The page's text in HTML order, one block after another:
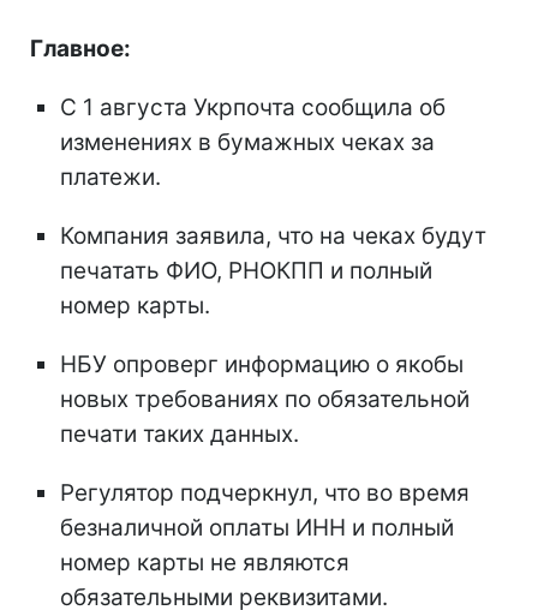
Главное:
С 1 августа Укрпочта сообщила об
изменениях в бумажных чеках за
платежи.
Компания заявила, что на чеках будут
печатать ФИО, РНОКПП и полный
номер карты.
НБУ опроверг информацию о якобы
новых требованиях по обязательной
печати таких данных.
Регулятор подчеркнул, что во время
безналичной оплаты ИНН и полный
номер карты не являются
обязательными реквизитами.